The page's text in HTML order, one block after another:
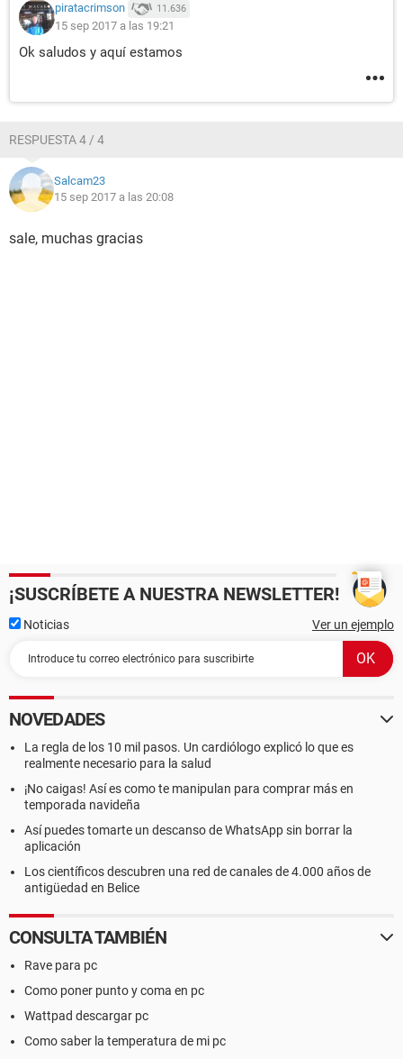
piratacrimson 11.636
15 sep 2017 a las 19:21
Ok saludos y aquí estamos
RESPUESTA 4 / 4
Salcam23
15 sep 2017 a las 20:08
sale, muchas gracias
¡SUSCRÍBETE A NUESTRA NEWSLETTER!
Noticias Ver un ejemplo
NOVEDADES
La regla de los 10 mil pasos. Un cardiólogo explicó lo que es
realmente necesario para la salud
¡No caigas! Así es como te manipulan para comprar más en
temporada navideña
Así puedes tomarte un descanso de WhatsApp sin borrar la
aplicación
Los científicos descubren una red de canales de 4.000 años de
antigüedad en Belice
CONSULTA TAMBIÉN
Rave para pc
Como poner punto y coma en pc
Wattpad descargar pc
Como saber la temperatura de mi pc